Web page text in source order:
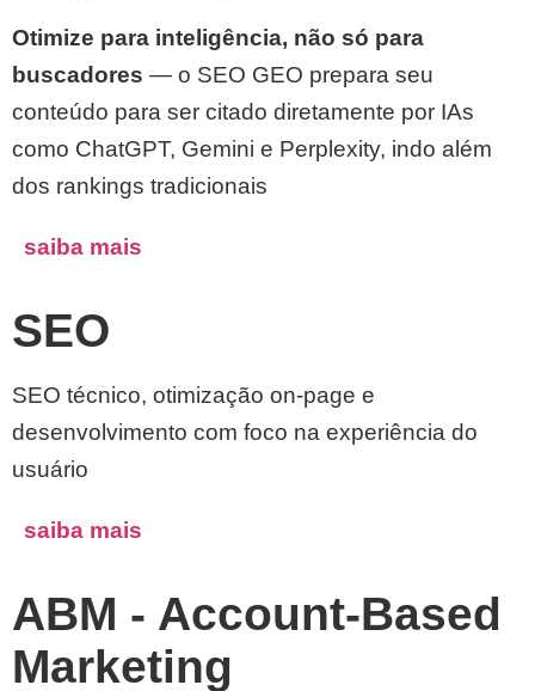
Otimize para inteligência, não só para
buscadores — o SEO GEO prepara seu
conteúdo para ser citado diretamente por IAs
como ChatGPT, Gemini e Perplexity, indo além
dos rankings tradicionais
saiba mais
SEO
SEO técnico, otimização on-page e
desenvolvimento com foco na experiência do
usuário
saiba mais
ABM - Account-Based
Marketing